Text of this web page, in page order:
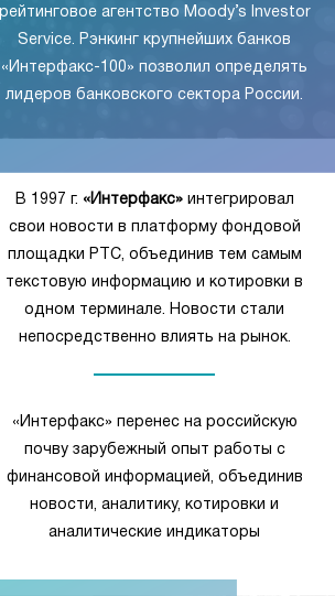
рейтинговое агентство Moody’s Investor
Service. Рэнкинг крупнейших банков
«Интерфакс-100» позволил определять
лидеров банковского сектора России.
В 1997 г. «Интерфакс»интегрировал
свои новости в платформу фондовой
площадки РТС, объединив тем самым
текстовую информацию и котировки в
одном терминале. Новости стали
непосредственно влиять на рынок.
«Интерфакс» перенес на российскую
почву зарубежный опыт работы с
финансовой информацией, объединив
новости, аналитику, котировки и
аналитические индикаторы